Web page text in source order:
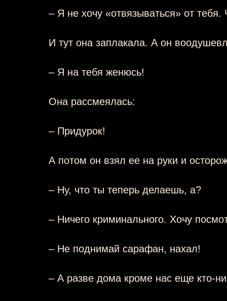
– Я не хочу «отвязываться» от
И тут она заплакала. А он
– Я на тебя женюсь!
Она рассмеялась:
– Придурок!
А потом он взял ее на руки и
– Ну, что ты теперь делаешь, а?
– Ничего криминального. Хочу
– Не поднимай сарафан, нахал!
– А разве дома кроме нас еще кто-